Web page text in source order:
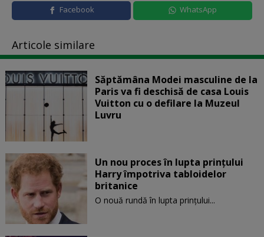
Facebook WhatsApp
Articole similare
Săptămâna Modei masculine de la
Paris va fi deschisă de casa Louis
Vuitton cu o defilare la Muzeul
Luvru
Un nou proces în lupta prinţului
Harry împotriva tabloidelor
britanice
O nouă rundă în lupta prinţului...